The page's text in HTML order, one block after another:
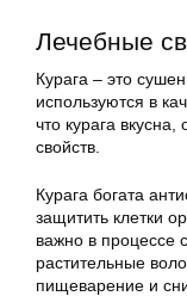
Лечебные
Курага – это
используются в
что курага
свойств.
Курага богата
защитить клетки
важно в процессе
растительные
пищеварение и